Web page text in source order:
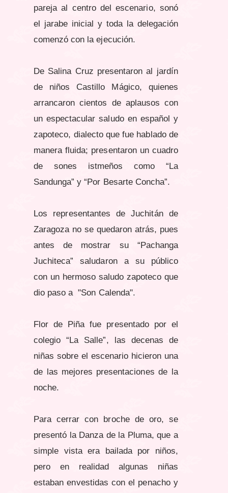
pareja al centro del escenario, sonó
el jarabe inicial y toda la delegación
comenzó con la ejecución.
De Salina Cruz presentaron al jardín
de niños Castillo Mágico, quienes
arrancaron cientos de aplausos con
un espectacular saludo en español y
zapoteco, dialecto que fue hablado de
manera fluida; presentaron un cuadro
de sones istmeños como “La
Sandunga” y “Por Besarte Concha”.
Los representantes de Juchitán de
Zaragoza no se quedaron atrás, pues
antes de mostrar su “Pachanga
Juchiteca” saludaron a su público
con un hermoso saludo zapoteco que
dio paso a "Son Calenda".
Flor de Piña fue presentado por el
colegio “La Salle”, las decenas de
niñas sobre el escenario hicieron una
de las mejores presentaciones de la
noche.
Para cerrar con broche de oro, se
presentó la Danza de la Pluma, que a
simple vista era bailada por niños,
pero en realidad algunas niñas
estaban envestidas con el penacho y